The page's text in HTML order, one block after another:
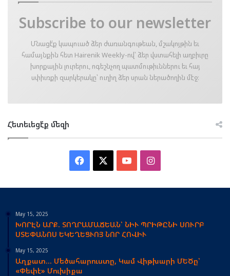
Subscribe to our newsletter
Մնացէ՛ք կապուած ձեր ժառանգութեան, մշակոյթին եւ
համայնքին հետ Hairenik Weekly-ով՝ ձեր վստահելի աղբիւրը
խորքային լուրերու, ոգեշնչող պատմութիւններու եւ հայ
սփիւռքի զարկերակը՝ ուղիղ ձեր սրան ներածողին մէջ։
Հետեւեցէ՛ք մեզի
Facebook YouTubeInstagram
May 15, 2025
ԽՈՐԷՆ ԱՐՔ. ՏՈՂՐԱՄԱՃԵԱՆ՝ ՆԻՒ ՊՐԻԹԸՆԻ ՍՈՒՐԲ
ՍՏԵՓԱՆՈՍ ԵԿԵՂԵՑՒՈՅ ՆՈՐ ՀՈՎԻՒ
May 15, 2025
Աղքատ… Մեծահարուստը, Կամ Վիթխարի ՄԵԾը՝
«Փեփէ» Մուխիքա